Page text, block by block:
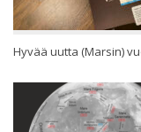
Hyvää uutta (Marsin)